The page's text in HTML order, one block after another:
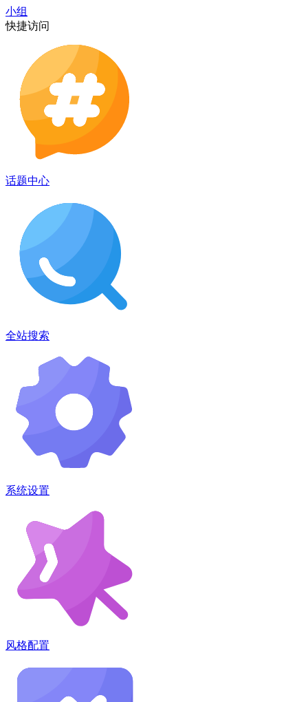
小组
快捷访问
话题中心
全站搜索
系统设置
风格配置